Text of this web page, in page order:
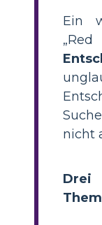
Ein
nicht
Drei